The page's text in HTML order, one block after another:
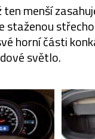
menší
horní části
světlo.